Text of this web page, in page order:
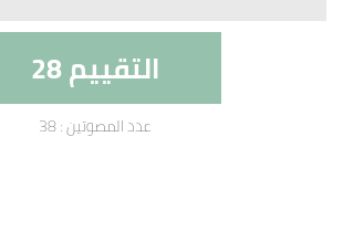
التقييم 28
عدد المصوتين :38